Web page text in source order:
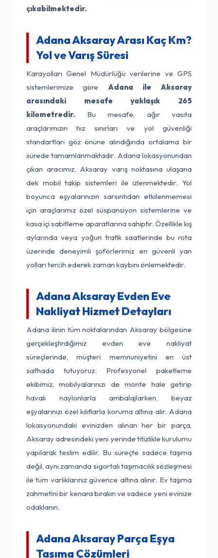
çıkabilmektedir.
Adana Aksaray Arası Kaç Km?
Yol ve Varış Süresi
Karayolları Genel Müdürlüğü verilerine ve GPS
sistemlerimize göre Adana ile Aksaray
arasındaki mesafe yaklaşık 265
kilometredir. Bu mesafe, ağır vasıta
araçlarımızın hız sınırları ve yol güvenliği
standartları göz önüne alındığında ortalama bir
sürede tamamlanmaktadır. Adana lokasyonundan
çıkan aracımız, Aksaray varış noktasına ulaşana
dek mobil takip sistemleri ile izlenmektedir. Yol
boyunca eşyalarınızın sarsıntıdan etkilenmemesi
için araçlarımız özel süspansiyon sistemlerine ve
kasa içi sabitleme aparatlarına sahiptir. Özellikle kış
aylarında veya yoğun trafik saatlerinde bu rota
üzerinde deneyimli şoförlerimiz en güvenli yan
yolları tercih ederek zaman kaybını önlemektedir.
Adana Aksaray Evden Eve
Nakliyat Hizmet Detayları
Adana ilinin tüm noktalarından Aksaray bölgesine
gerçekleştirdiğimiz evden eve nakliyat
süreçlerinde, müşteri memnuniyetini en üst
safhada tutuyoruz. Profesyonel paketleme
ekibimiz, mobilyalarınızı de monte hale getirip
havalı naylonlarla ambalajlarken, beyaz
eşyalarınızı özel kılıflarla koruma altına alır. Adana
lokasyonundaki evinizden alınan her bir parça,
Aksaray adresindeki yeni yerinde titizlikle kurulumu
yapılarak teslim edilir. Bu süreçte sadece taşıma
değil, aynı zamanda sigortalı taşımacılık sözleşmesi
ile tüm varlıklarınız güvence altına alınır. Ev taşıma
zahmetini bir kenara bırakın ve sadece yeni evinize
odaklanın.
Adana Aksaray Parça Eşya
Taşıma Çözümleri